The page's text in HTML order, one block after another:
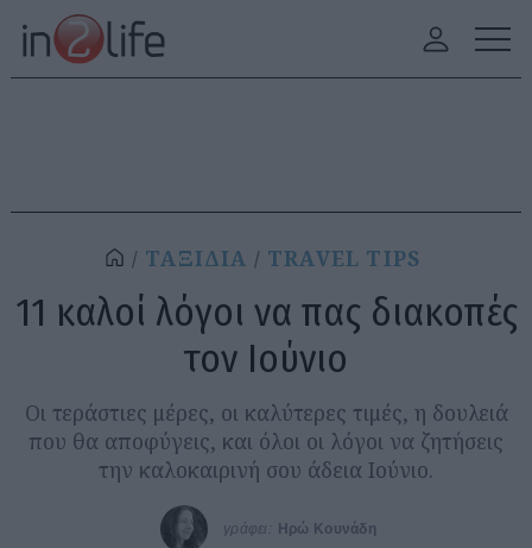
ΤΑΞΙΔΙΑ TRAVEL TIPS
11 καλοί λόγοι να πας διακοπές
τον Ιούνιο
Οι τεράστιες μέρες, οι καλύτερες τιμές, η δουλειά
που θα αποφύγεις, και όλοι οι λόγοι να ζητήσεις
την καλοκαιρινή σου άδεια Ιούνιο.
γράφει: Ηρώ Κουνάδη